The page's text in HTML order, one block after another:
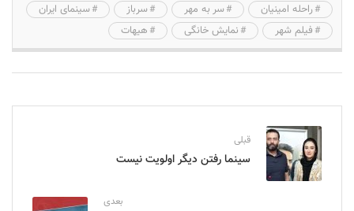
راحله امینیان
سر به مهر سرباز
سینمای ایران
فیلم شهر
نمایش خانگی هیهات
قبلی
سینما رفتن دیگر اولویت نیست
بعدی